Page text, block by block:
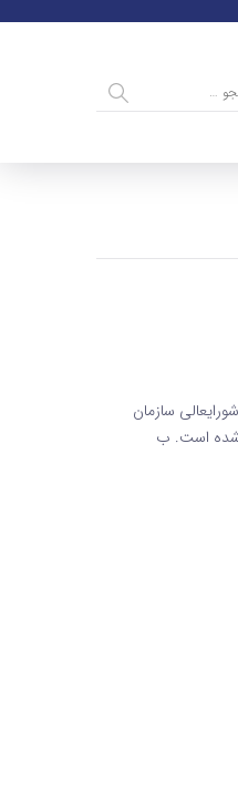
وظایف و اختیارات شورایعالی سازمان
محول شده است. ب